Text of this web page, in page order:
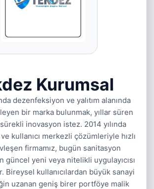
Kurumsal
dezenfeksiyon ve yalıtım alanında
bir marka bulunmak, yıllar süren
inovasyon istez. 2014 yılında
ve kullanıcı merkezli çözümleriyle hızlı
firmamız, bugün sanitasyon
güncel yeni veya nitelikli uygulayıcısı
Bireysel kullanıcılardan büyük sanayi
uzanan geniş birer portföye malik